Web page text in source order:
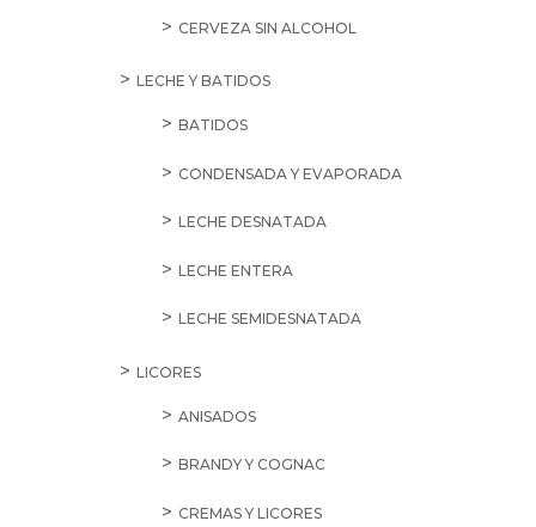
CERVEZA SIN ALCOHOL
LECHE Y BATIDOS
BATIDOS
CONDENSADA Y EVAPORADA
LECHE DESNATADA
LECHE ENTERA
LECHE SEMIDESNATADA
LICORES
ANISADOS
BRANDY Y COGNAC
CREMAS Y LICORES